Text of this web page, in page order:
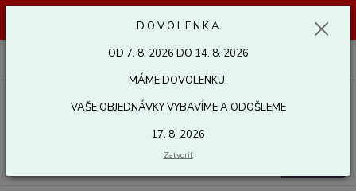
odošleme 17. 8. 2026. Ďakujeme.
D O V O L E N K A
OD 7. 8. 2026 DO 14. 8. 2026
MÁME DOVOLENKU.
VAŠE OBJEDNÁVKY VYBAVÍME A ODOŠLEME
17. 8. 2026
Zatvoriť